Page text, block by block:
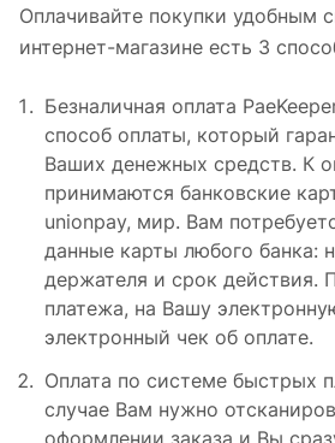
Оплачивайте покупки удобным
интернет-магазине есть 3
Безналичная оплата
способ оплаты, который
Ваших денежных средств. К
принимаются банковские
unionpay, мир. Вам
данные карты любого банка:
держателя и срок действия.
платежа, на Вашу
электронный чек об оплате.
Оплата по системе быстрых
случае Вам нужно